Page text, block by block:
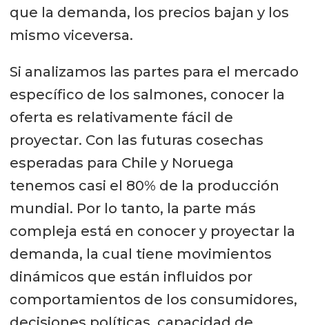
que la demanda, los precios bajan y los
mismo viceversa.
Si analizamos las partes para el mercado
específico de los salmones, conocer la
oferta es relativamente fácil de
proyectar. Con las futuras cosechas
esperadas para Chile y Noruega
tenemos casi el 80% de la producción
mundial. Por lo tanto, la parte más
compleja está en conocer y proyectar la
demanda, la cual tiene movimientos
dinámicos que están influidos por
comportamientos de los consumidores,